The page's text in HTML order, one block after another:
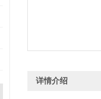
详情介绍